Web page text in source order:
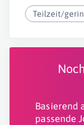
Teilzeit/
Basierend
passende